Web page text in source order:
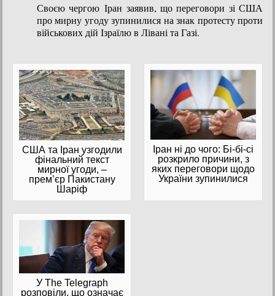
Своєю чергою Іран заявив, що переговори зі США
про мирну угоду зупинилися на знак протесту проти
військових дій Ізраїлю в Лівані та Газі.
США та Іран узгодили
фінальний текст
мирної угоди, –
прем’єр Пакистану
Шаріф
Іран ні до чого: Бі-бі-сі
розкрило причини, з
яких переговори щодо
України зупинилися
У The Telegraph
розповіли, що означає